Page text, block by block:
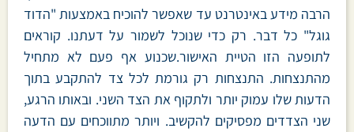
הרבה מידע באינטרנט עד שאפשר להוכיח באמצעות "הדוד
גוגל" כל דבר. רק כדי שנוכל לשמור על דעתנו. קוראים
לתופעה הזו הטיית האישור.שכנוע אף פעם לא מתחיל
מהתנצחות. התנצחות רק גורמת לכל צד להתקבע בתוך
הדעות שלו עמוק יותר ולתקוף את הצד השני. ובאותו הרגע,
שני הצדדים מפסיקים להקשיב. ויותר מתווכחים עם הדעה